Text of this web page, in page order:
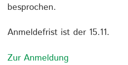
besprochen.
Anmeldefrist ist der 15.11.
Zur Anmeldung